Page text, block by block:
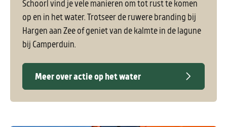
Schoorl vind je vele manieren om tot rust te komen
op en in het water. Trotseer de ruwere branding bij
Hargen aan Zee of geniet van de kalmte in de lagune
bij Camperduin.
Meer over actie op het water